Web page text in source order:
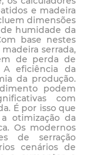
e madeira
dimensões
humidade da
base nestes
serrada,
de perda de
eficiência da
da produção.
podem
com
É por isso que
otimização da
Os modernos
de serração
cenários de